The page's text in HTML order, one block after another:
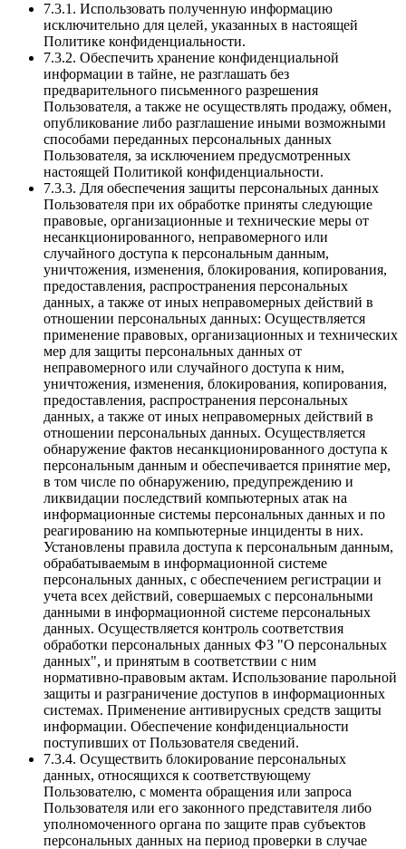
7.3.1. Использовать полученную информацию
исключительно для целей, указанных в настоящей
Политике конфиденциальности.
7.3.2. Обеспечить хранение конфиденциальной
информации в тайне, не разглашать без
предварительного письменного разрешения
Пользователя, а также не осуществлять продажу, обмен,
опубликование либо разглашение иными возможными
способами переданных персональных данных
Пользователя, за исключением предусмотренных
настоящей Политикой конфиденциальности.
7.3.3. Для обеспечения защиты персональных данных
Пользователя при их обработке приняты следующие
правовые, организационные и технические меры от
несанкционированного, неправомерного или
случайного доступа к персональным данным,
уничтожения, изменения, блокирования, копирования,
предоставления, распространения персональных
данных, а также от иных неправомерных действий в
отношении персональных данных: Осуществляется
применение правовых, организационных и технических
мер для защиты персональных данных от
неправомерного или случайного доступа к ним,
уничтожения, изменения, блокирования, копирования,
предоставления, распространения персональных
данных, а также от иных неправомерных действий в
отношении персональных данных. Осуществляется
обнаружение фактов несанкционированного доступа к
персональным данным и обеспечивается принятие мер,
в том числе по обнаружению, предупреждению и
ликвидации последствий компьютерных атак на
информационные системы персональных данных и по
реагированию на компьютерные инциденты в них.
Установлены правила доступа к персональным данным,
обрабатываемым в информационной системе
персональных данных, с обеспечением регистрации и
учета всех действий, совершаемых с персональными
данными в информационной системе персональных
данных. Осуществляется контроль соответствия
обработки персональных данных ФЗ "О персональных
данных", и принятым в соответствии с ним
нормативно-правовым актам. Использование парольной
защиты и разграничение доступов в информационных
системах. Применение антивирусных средств защиты
информации. Обеспечение конфиденциальности
поступивших от Пользователя сведений.
7.3.4. Осуществить блокирование персональных
данных, относящихся к соответствующему
Пользователю, с момента обращения или запроса
Пользователя или его законного представителя либо
уполномоченного органа по защите прав субъектов
персональных данных на период проверки в случае